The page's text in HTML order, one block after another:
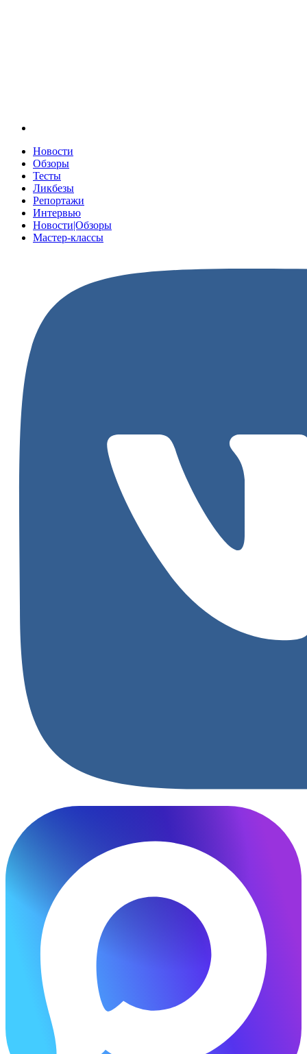
Новости
Обзоры
Тесты
Ликбезы
Репортажи
Интервью
Новости|Обзоры
Мастер-классы